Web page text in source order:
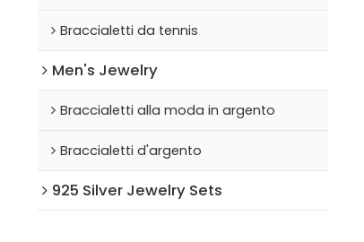
Braccialetti da tennis
Men's Jewelry
Braccialetti alla moda in argento
Braccialetti d'argento
925 Silver Jewelry Sets